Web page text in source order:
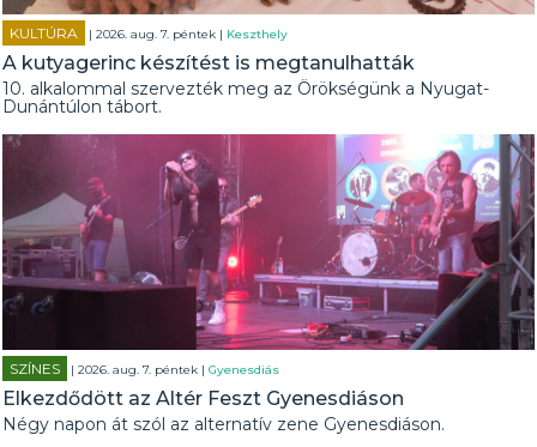
KULTÚRA | 2026. aug. 7. péntek | Keszthely
A kutyagerinc készítést is megtanulhatták
10. alkalommal szervezték meg az Örökségünk a Nyugat-
Dunántúlon tábort.
SZÍNES | 2026. aug. 7. péntek |Gyenesdiás
Elkezdődött az Altér Feszt Gyenesdiáson
Négy napon át szól az alternatív zene Gyenesdiáson.